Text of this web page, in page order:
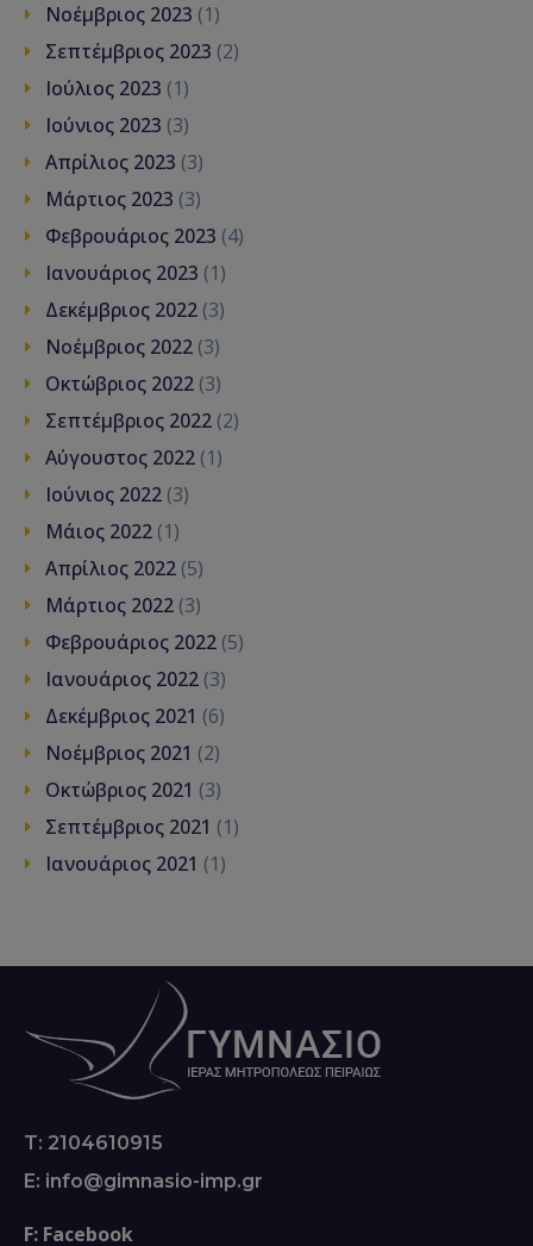
Νοέμβριος 2023 (1)
Σεπτέμβριος 2023 (2)
Ιούλιος 2023 (1)
Ιούνιος 2023 (3)
Απρίλιος 2023 (3)
Μάρτιος 2023 (3)
Φεβρουάριος 2023 (4)
Ιανουάριος 2023 (1)
Δεκέμβριος 2022 (3)
Νοέμβριος 2022 (3)
Οκτώβριος 2022 (3)
Σεπτέμβριος 2022 (2)
Αύγουστος 2022 (1)
Ιούνιος 2022 (3)
Μάιος 2022 (1)
Απρίλιος 2022 (5)
Μάρτιος 2022 (3)
Φεβρουάριος 2022 (5)
Ιανουάριος 2022 (3)
Δεκέμβριος 2021 (6)
Νοέμβριος 2021 (2)
Οκτώβριος 2021 (3)
Σεπτέμβριος 2021 (1)
Ιανουάριος 2021 (1)
T: 2104610915
E: info@gimnasio-imp.gr
F: Facebook